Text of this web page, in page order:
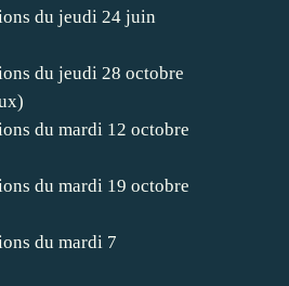
du jeudi 24 juin
du jeudi 28 octobre
du mardi 12 octobre
du mardi 19 octobre
du mardi 7